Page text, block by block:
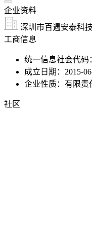
企业资料
深圳市百遇安泰科
工商信息
统一信息社会代码
成立日期：2015-
企业性质：有限责
社区